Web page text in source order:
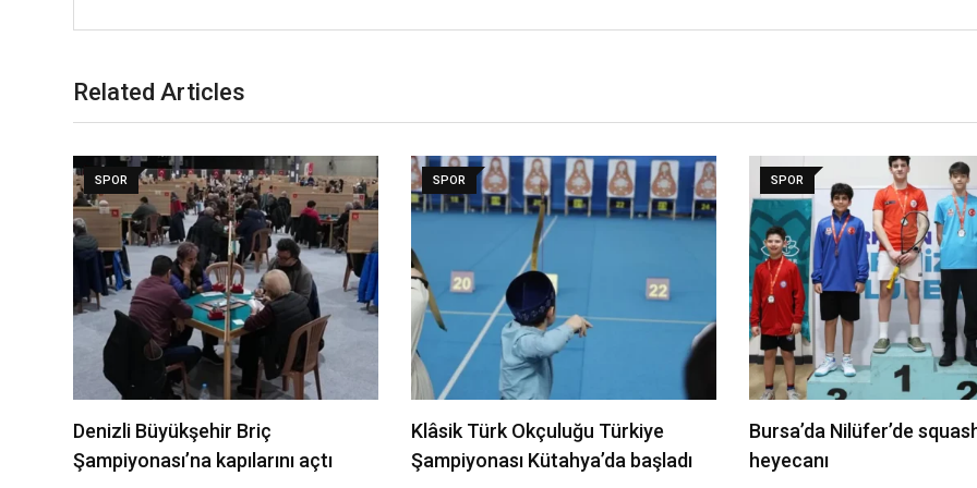
Related Articles
SPOR
Denizli Büyükşehir Briç
Şampiyonası’na kapılarını açtı
SPOR
Klâsik Türk Okçuluğu Türkiye
Şampiyonası Kütahya’da başladı
SPOR
Bursa’da Nilüfer’de
heyecanı